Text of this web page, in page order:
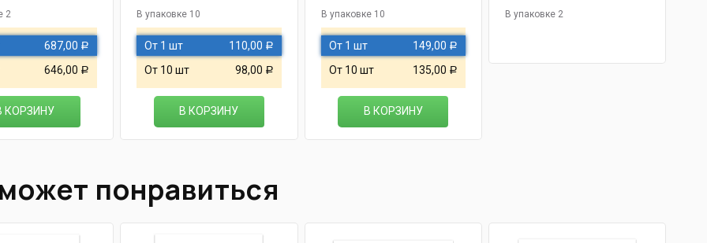
2
687,00 Р
646,00 Р
КОРЗИНУ
В упаковке 10
От 1 шт 110,00 Р
От 10 шт 98,00 Р
В КОРЗИНУ
В упаковке 10
От 1 шт 149,00 Р
От 10 шт 135,00 Р
В КОРЗИНУ
В упаковке 2
понравиться